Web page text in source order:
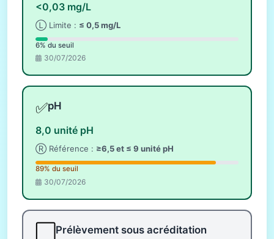
<0,03 mg/L
Ⓛ Limite : ≤ 0,5 mg/L
6% du seuil
30/07/2026
✅pH
8,0 unité pH
Ⓡ Référence : ≥6,5 et ≤ 9 unité pH
89% du seuil
30/07/2026
Prélèvement sous acréditation